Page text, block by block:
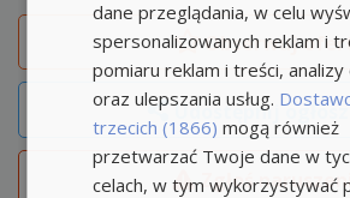
Obserwuj
Udostępnij
Zgłoś
dane przeglądania, w celu
spersonalizowanych reklam i
pomiaru reklam i treści,
oraz ulepszania usług.
trzecich (1866) mogą również
przetwarzać Twoje dane w
celach, w tym wykorzystywać